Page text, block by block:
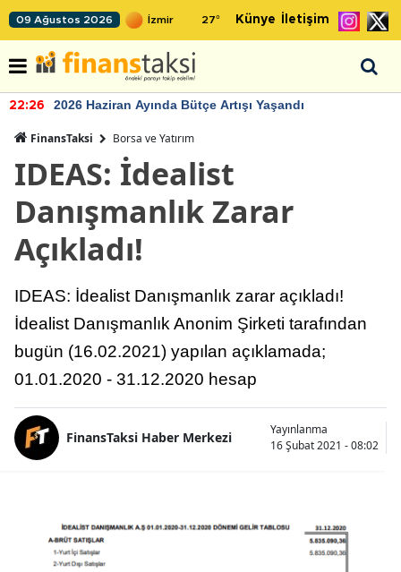
09 Ağustos 2026 27° Künye İletişim
22:26 2026 Haziran Ayında Bütçe Artışı Yaşandı
FinansTaksi Borsa ve Yatırım
IDEAS: İdealist
Danışmanlık Zarar
Açıkladı!
IDEAS: İdealist Danışmanlık zarar açıkladı!
İdealist Danışmanlık Anonim Şirketi tarafından
bugün (16.02.2021) yapılan açıklamada;
01.01.2020 - 31.12.2020 hesap
FinansTaksi Haber Merkezi
Yayınlanma
16 Şubat 2021 - 08:02